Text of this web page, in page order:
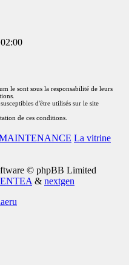
le sont sous la responsabilité de leurs
d'être utilisés sur le site
de ces conditions.
La vitrine
© phpBB Limited
& nextgen